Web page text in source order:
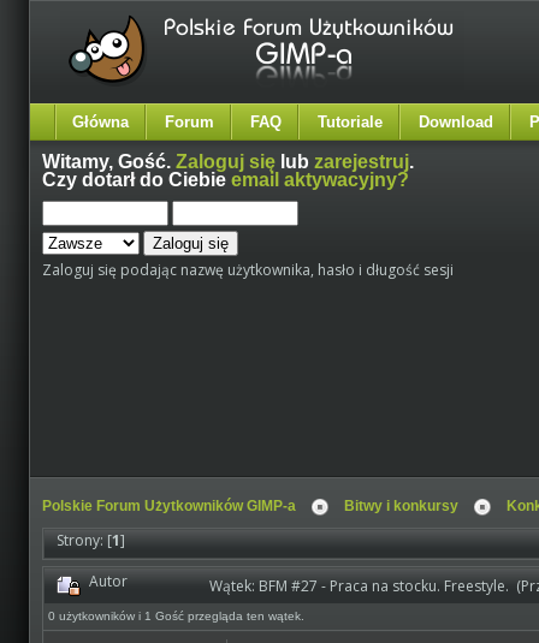
Główna Forum FAQ Tutoriale Download
Witamy, Gość. Zaloguj się lub zarejestruj.
Czy dotarł do Ciebie email aktywacyjny?
Zaloguj się podając nazwę użytkownika, hasło i długość sesji
Polskie Forum Użytkowników GIMP-a Bitwy i konkursy
Strony: [1]
Autor
Wątek: BFM #27 - Praca na stocku. Freestyle.
0 użytkowników i 1 Gość przegląda ten wątek.